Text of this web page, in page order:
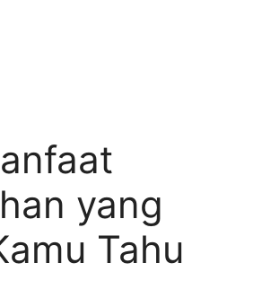
yang
Tahu